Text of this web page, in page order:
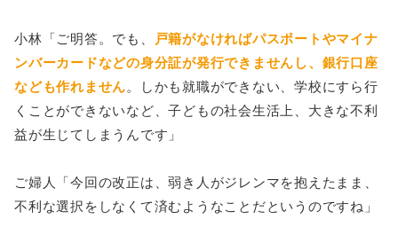
小林「ご明答。でも、
戸籍がなければパスポートやマイナ
ンバーカードなどの身分証が発行できませんし、銀行口座
なども作れません。しかも就職ができない、学校にすら行
くことができないなど、子どもの社会生活上、大きな不利
益が生じてしまうんです」
ご婦人「今回の改正は、弱き人がジレンマを抱えたまま、
不利な選択をしなくて済むようなことだというのですね」